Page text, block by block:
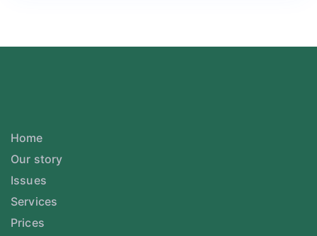
Home
Our story
Issues
Services
Prices